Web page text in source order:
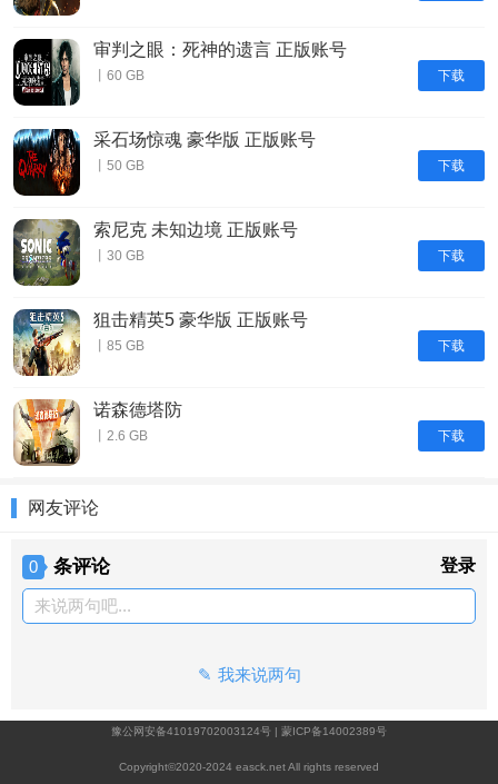
下载
审判之眼：死神的遗言 正版账号
丨60 GB
下载
采石场惊魂 豪华版 正版账号
丨50 GB
下载
索尼克 未知边境 正版账号
丨30 GB
下载
狙击精英5 豪华版 正版账号
丨85 GB
下载
诺森德塔防
丨2.6 GB
网友评论
0 条评论 登录
来说两句吧...
我来说两句
豫公网安备41019702003124号 | 蒙ICP备14002389号
Copyright©2020-2024 easck.net All rights reserved